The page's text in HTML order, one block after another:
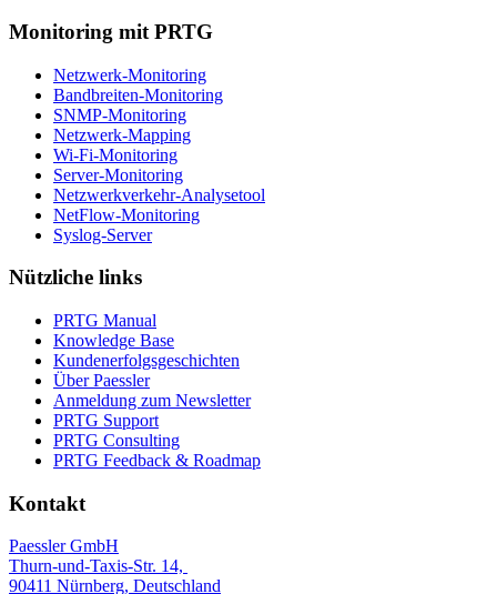
Monitoring mit PRTG
Netzwerk-Monitoring
Bandbreiten-Monitoring
SNMP-Monitoring
Netzwerk-Mapping
Wi-Fi-Monitoring
Server-Monitoring
Netzwerkverkehr-Analysetool
NetFlow-Monitoring
Syslog-Server
Nützliche links
PRTG Manual
Knowledge Base
Kundenerfolgsgeschichten
Über Paessler
Anmeldung zum Newsletter
PRTG Support
PRTG Consulting
PRTG Feedback & Roadmap
Kontakt
Paessler GmbH
Thurn-und-Taxis-Str. 14,
90411 Nürnberg, Deutschland